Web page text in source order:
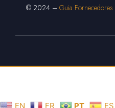
© 2024 – Guia Fornecedores
EN FR PT ES